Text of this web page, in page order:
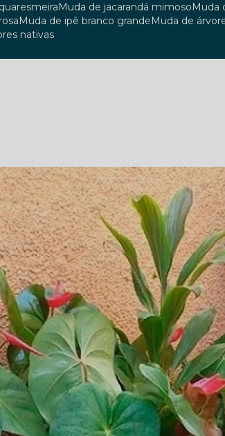
muda de jacarandá mimoso
muda de ipê branco grande muda de
nativas